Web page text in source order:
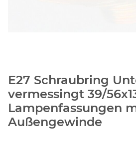
E27 Schraubring
vermessingt 39/
Lampenfassungen
Außengewinde